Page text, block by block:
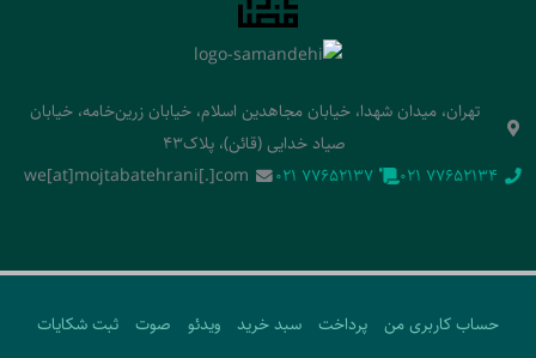
تهران، میدان شهدا، خیابان مجاهدین اسلام، خیابان زرین‌خامه، خیابان
صیاد خدایی (قائن)، پلاک43
‭021 77652134‬
‭021 77652137‬
we[at]mojtabatehrani[.]com
حساب کاربری من پرداخت سبد خرید ویدئو صوت
ثبت شکایات